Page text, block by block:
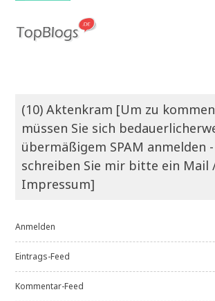
(10) Aktenkram [Um zu
müssen Sie sich
übermäßigem SPAM anmelden
schreiben Sie mir bitte ein Mail
Impressum]
Anmelden
Eintrags-Feed
Kommentar-Feed